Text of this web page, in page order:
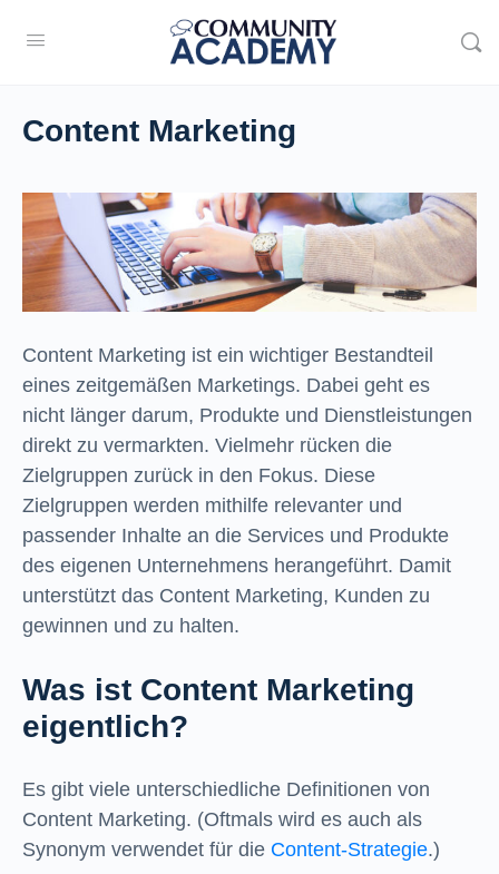
Content Marketing
Content Marketing ist ein wichtiger Bestandteil
eines zeitgemäßen Marketings. Dabei geht es
nicht länger darum, Produkte und Dienstleistungen
direkt zu vermarkten. Vielmehr rücken die
Zielgruppen zurück in den Fokus. Diese
Zielgruppen werden mithilfe relevanter und
passender Inhalte an die Services und Produkte
des eigenen Unternehmens herangeführt. Damit
unterstützt das Content Marketing, Kunden zu
gewinnen und zu halten.
Was ist Content Marketing
eigentlich?
Es gibt viele unterschiedliche Definitionen von
Content Marketing. (Oftmals wird es auch als
Synonym verwendet für die Content-Strategie.)